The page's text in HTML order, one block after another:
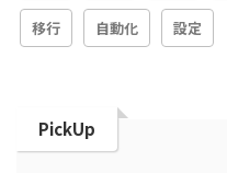
移行 自動化 設定
PickUp